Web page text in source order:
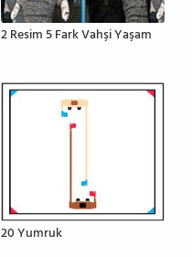
2 Resim 5 Fark Vahşi Yaşam
20 Yumruk